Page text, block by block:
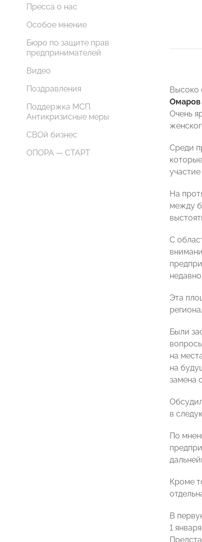
Пресса о нас
Особое мнение
Бюро по защите прав
предпринимателей
Видео
Поздравления
Поддержка МСП.
Антикризисные меры
СВОй бизнес
ОПОРА — СТАРТ
Высоко
Омаров
Очень
Среди
На
между
С
Эта
Были
на
на
замена
в
По
Кроме
В
1